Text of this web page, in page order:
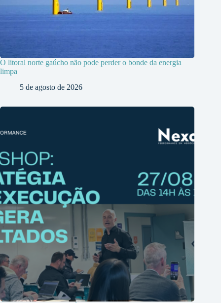
O litoral norte gaúcho não pode perder o bonde da energia
limpa
5 de agosto de 2026